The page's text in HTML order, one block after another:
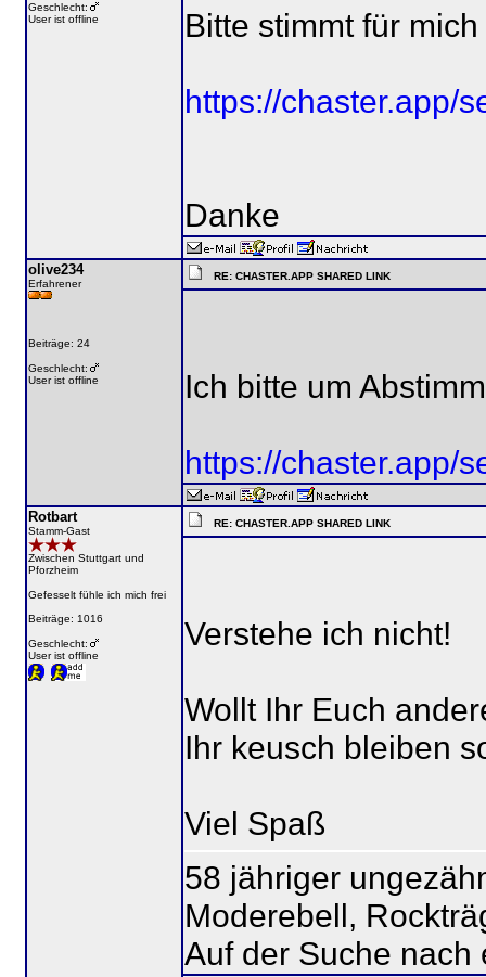
Geschlecht:
User ist offline
Bitte stimmt für
https://chaster.app/
Danke
olive234
Erfahrener
Beiträge: 24
Geschlecht:
User ist offline
RE: CHASTER.APP SHARED LINK
Ich bitte um
https://chaster.app/
Rotbart
Stamm-Gast
Zwischen Stuttgart und
Pforzheim
Gefesselt fühle ich mich frei
Beiträge: 1016
Geschlecht:
User ist offline
RE: CHASTER.APP SHARED LINK
Verstehe ich nicht!
Wollt Ihr Euch
Ihr keusch bleiben
Viel Spaß
58 jähriger
Moderebell,
Auf der Suche